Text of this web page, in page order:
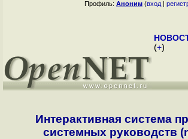
Профиль: Аноним (вход |
(+)
Интерактивная система
системных руководств